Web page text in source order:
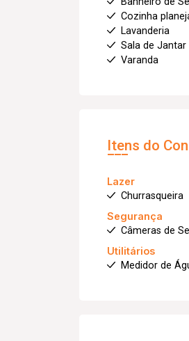
Cozinha
Lavanderia
Sala de Jantar
Varanda
Itens do
Lazer
Churrasqueira
Segurança
Câmeras de
Utilitários
Medidor de